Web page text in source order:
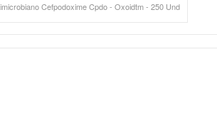
Cefpodoxime Cpdo - Oxoidtm - 250 Und